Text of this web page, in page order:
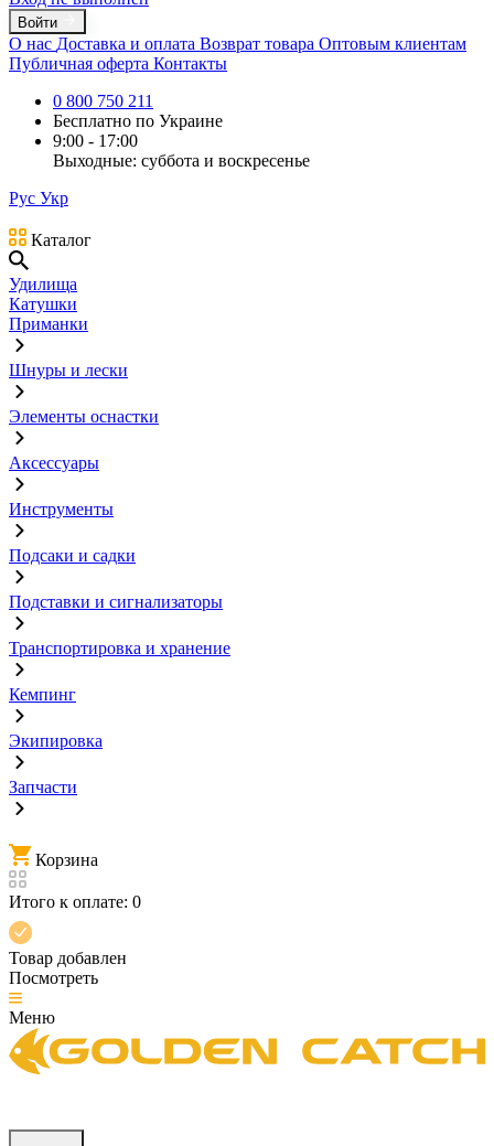
Войти
О нас Доставка и оплата Возврат товара Оптовым клиентам
Публичная оферта Контакты
0 800 750 211
Бесплатно по Украине
9:00 - 17:00
Выходные: суббота и воскресенье
Рус Укр
Каталог
Удилища
Катушки
Приманки
Шнуры и лески
Элементы оснастки
Аксессуары
Инструменты
Подсаки и садки
Подставки и сигнализаторы
Транспортировка и хранение
Кемпинг
Экипировка
Запчасти
Корзина
Итого к оплате: 0
Товар добавлен
Посмотреть
Меню